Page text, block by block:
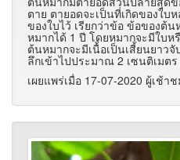
ตาย ตายอดจะเป็นที่เกิดของใบ
ของใบไว้ เรียกว่าข้อ ข้อของต้
หมากได้ 1 ปี โดยหมากจะมีใบ
ต้นหมากจะมีเนื้อเป็นเสี้ยนยาว
ลึกเข้าไปประมาณ 2 เซนติเมตร
เผยแพร่เมื่อ 17-07-2020 ผู้เช้า